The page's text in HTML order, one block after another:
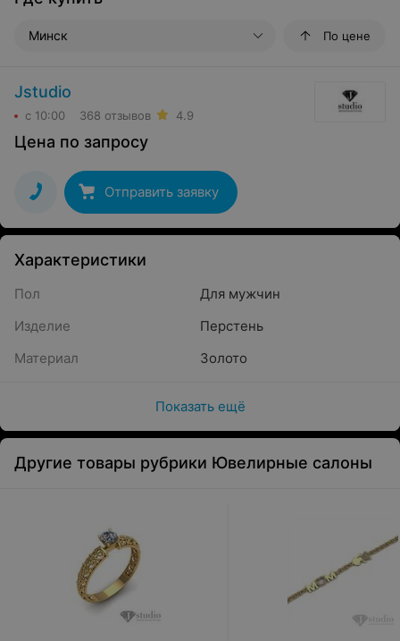
Минск По цене
Jstudio
с 10:00 368 отзывов 4.9
Цена по запросу
Отправить заявку
Характеристики
Пол
Для мужчин
Изделие
Перстень
Материал
Золото
Показать ещё
Другие товары рубрики Ювелирные салоны